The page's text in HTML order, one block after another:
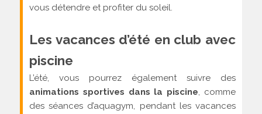
vous détendre et profiter du soleil.
Les vacances d’été en club avec
piscine
L’été, vous pourrez également suivre des
animations sportives dans la piscine, comme
des séances d’aquagym, pendant les vacances